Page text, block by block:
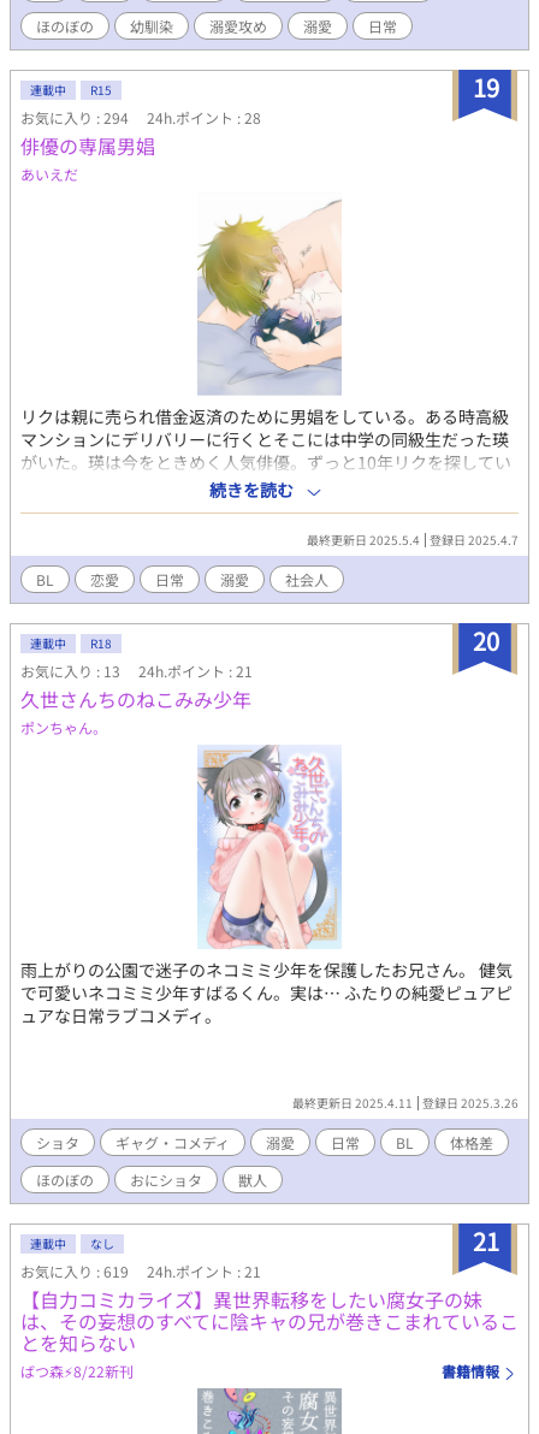
ほのぼの
幼馴染 溺愛攻め 溺愛 日常
19
連載中 R15
お気に入り : 294 24h.ポイント : 28
俳優の専属男娼
あいえだ
リクは親に売られ借金返済のために男娼をしている。ある時高級
マンションにデリバリーに行くとそこには中学の同級生だった瑛
がいた。瑛は今をときめく人気俳優。ずっと10年リクを探してい
た瑛はリクを見つけ出して客としてオーダーしたのだった。ツッ
コミ不在のバカップルの日常。 数年前の作品を上げているので序
盤の絵柄は最新ではないですが、今後も続ける予定なのでよろし
くお願いします。
続きを読む
最終更新日 2025.5.4 登録日 2025.4.7
BL 恋愛 日常 溺愛 社会人
20
連載中 R18
お気に入り : 13 24h.ポイント : 21
久世さんちのねこみみ少年
ポンちゃん。
雨上がりの公園で迷子のネコミミ少年を保護したお兄さん。 健気
で可愛いネコミミ少年すばるくん。実は… ふたりの純愛ピュアピ
ュアな日常ラブコメディ。
最終更新日 2025.4.11 登録日 2025.3.26
ショタ ギャグ・コメディ 溺愛 日常 BL
体格差
ほのぼの
おにショタ 獣人
21
連載中 なし
お気に入り : 619 24h.ポイント : 21
【自力コミカライズ】異世界転移をしたい腐女子の妹
は、その妄想のすべてに陰キャの兄が巻きこまれているこ
とを知らない
ばつ森⚡️8/22新刊 書籍情報